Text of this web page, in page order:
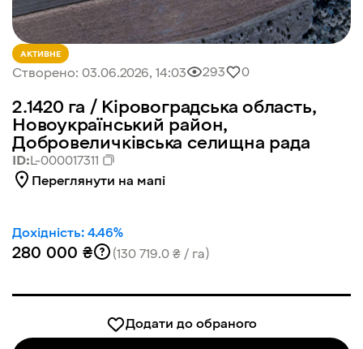
АКТИВНЕ
Створено: 03.06.2026, 14:03 293 0
2.1420 га / Кіровоградська область,
Новоукраїнський район,
Добровеличківська селищна рада
ID:L-000017311
Переглянути на мапі
Дохідність: 4.46%
280 000 ₴ (130 719.0 ₴ / га)
Додати до обраного